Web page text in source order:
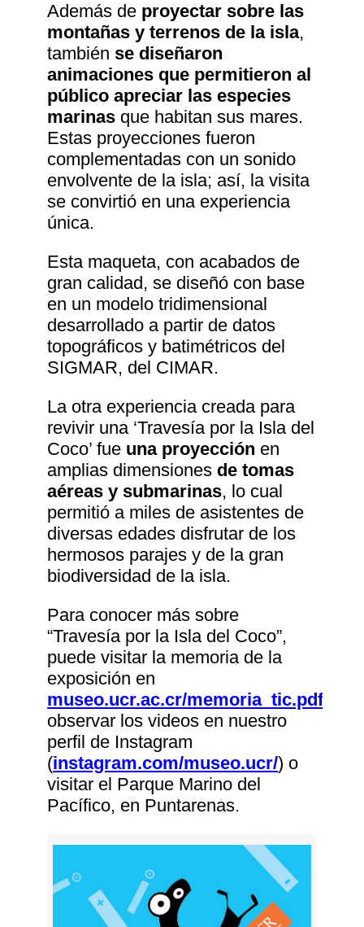
Además de proyectar sobre las
montañas y terrenos de la isla,
también se diseñaron
animaciones que permitieron al
público apreciar las especies
marinas que habitan sus mares.
Estas proyecciones fueron
complementadas con un sonido
envolvente de la isla; así, la visita
se convirtió en una experiencia
única.
Esta maqueta, con acabados de
gran calidad, se diseñó con base
en un modelo tridimensional
desarrollado a partir de datos
topográficos y batimétricos del
SIGMAR, del CIMAR.
La otra experiencia creada para
revivir una ‘Travesía por la Isla del
Coco’ fue una proyección en
amplias dimensiones de tomas
aéreas y submarinas, lo cual
permitió a miles de asistentes de
diversas edades disfrutar de los
hermosos parajes y de la gran
biodiversidad de la isla.
Para conocer más sobre
“Travesía por la Isla del Coco”,
puede visitar la memoria de la
exposición en
museo.ucr.ac.cr/memoria_tic.pdf
observar los videos en nuestro
perfil de Instagram
(instagram.com/museo.ucr/) o
visitar el Parque Marino del
Pacífico, en Puntarenas.